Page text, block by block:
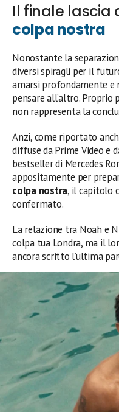
Il finale
colpa nostra
Nonostante la
diversi spiragli per il
amarsi profondamente e
pensare all’altro. Proprio
non rappresenta la
Anzi, come riportato
diffuse da Prime Video e
bestseller di Mercedes
appositamente per
colpa nostra, il capitolo
confermato.
La relazione tra Noah e
colpa tua Londra, ma il
ancora scritto l’ultima